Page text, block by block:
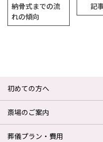
納骨式までの流
れの傾向
記
初めての方へ
斎場のご案内
葬儀プラン・費用